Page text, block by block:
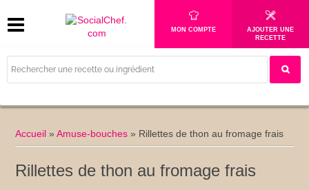
MON COMPTE
AJOUTER UNE
RECETTE
Accueil »Amuse-bouches » Rillettes de thon au fromage frais
Rillettes de thon au fromage frais